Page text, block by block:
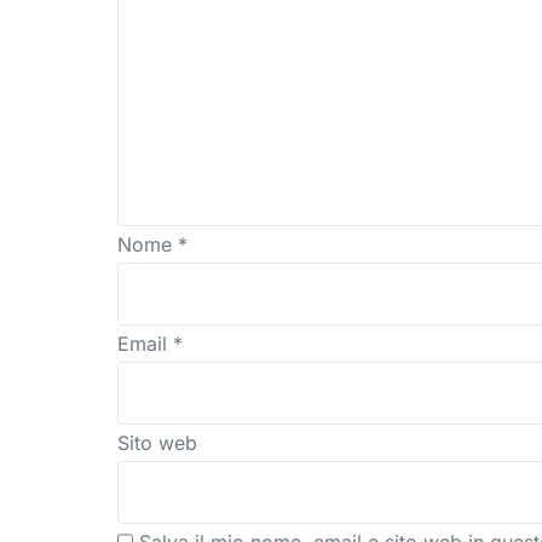
Nome *
Email *
Sito web